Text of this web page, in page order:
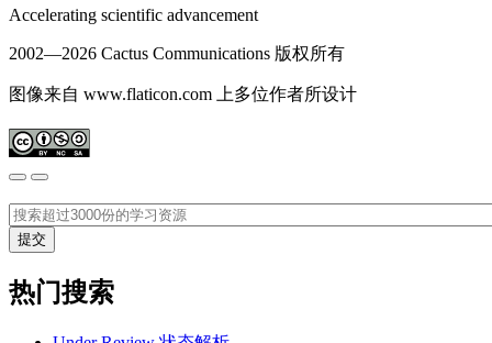
Accelerating scientific advancement
2002—2026 Cactus Communications 版权所有
图像来自 www.flaticon.com 上多位作者所设计
热门搜索